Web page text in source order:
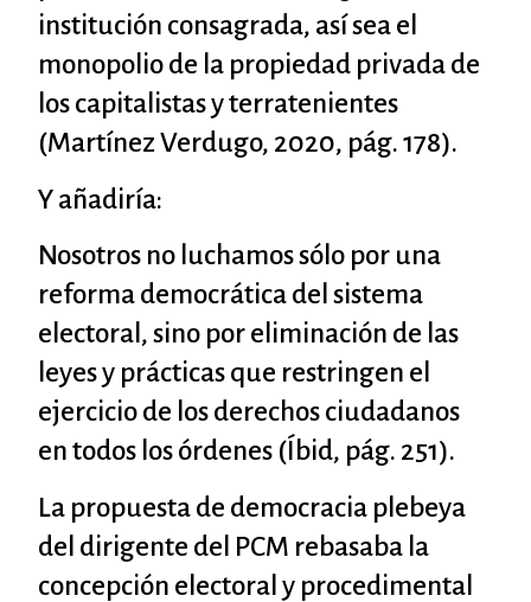
institución consagrada, así sea el
monopolio de la propiedad privada de
los capitalistas y terratenientes
(Martínez Verdugo, 2020, pág. 178).
Y añadiría:
Nosotros no luchamos sólo por una
reforma democrática del sistema
electoral, sino por eliminación de las
leyes y prácticas que restringen el
ejercicio de los derechos ciudadanos
en todos los órdenes (Íbid, pág. 251).
La propuesta de democracia plebeya
del dirigente del PCM rebasaba la
concepción electoral y procedimental